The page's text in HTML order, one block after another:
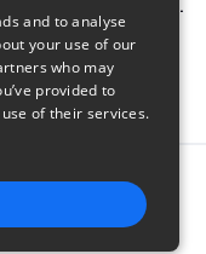
Persian Cat watching Cats TV
$7
and to analyse
your use of our
who may
provided to
of their services.